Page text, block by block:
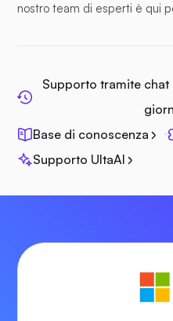
nostro team di esperti è qui
Supporto tramite
Base di conoscenza
Supporto UltaAI